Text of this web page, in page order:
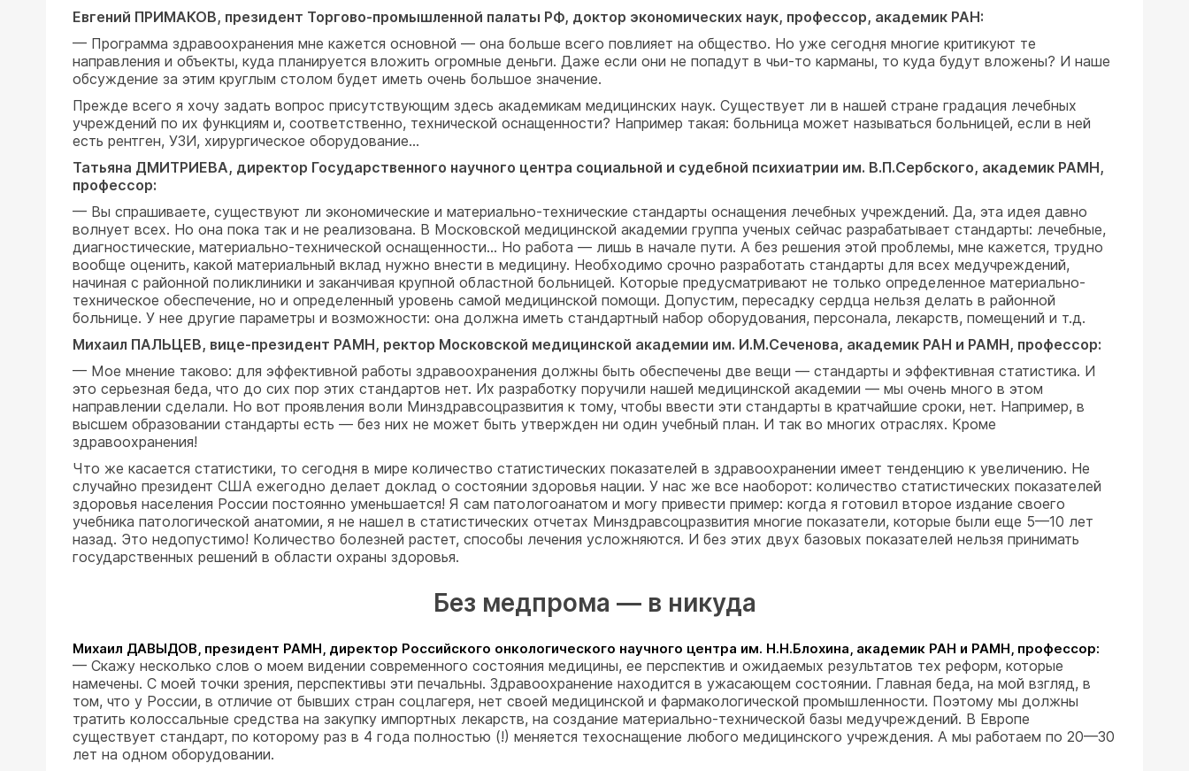
Евгений ПРИМАКОВ, президент Торгово-промышленной палаты РФ, доктор экономических наук, профессор, академик РАН:
— Программа здравоохранения мне кажется основной — она больше всего повлияет на общество. Но уже сегодня многие критикуют те
направления и объекты, куда планируется вложить огромные деньги. Даже если они не попадут в чьи-то карманы, то куда будут вложены? И наше
обсуждение за этим круглым столом будет иметь очень большое значение.
Прежде всего я хочу задать вопрос присутствующим здесь академикам медицинских наук. Существует ли в нашей стране градация лечебных
учреждений по их функциям и, соответственно, технической оснащенности? Например такая: больница может называться больницей, если в ней
есть рентген, УЗИ, хирургическое оборудование…
Татьяна ДМИТРИЕВА, директор Государственного научного центра социальной и судебной психиатрии им. В.П.Сербского, академик РАМН,
профессор:
— Вы спрашиваете, существуют ли экономические и материально-технические стандарты оснащения лечебных учреждений. Да, эта идея давно
волнует всех. Но она пока так и не реализована. В Московской медицинской академии группа ученых сейчас разрабатывает стандарты: лечебные,
диагностические, материально-технической оснащенности… Но работа — лишь в начале пути. А без решения этой проблемы, мне кажется, трудно
вообще оценить, какой материальный вклад нужно внести в медицину. Необходимо срочно разработать стандарты для всех медучреждений,
начиная с районной поликлиники и заканчивая крупной областной больницей. Которые предусматривают не только определенное материально-
техническое обеспечение, но и определенный уровень самой медицинской помощи. Допустим, пересадку сердца нельзя делать в районной
больнице. У нее другие параметры и возможности: она должна иметь стандартный набор оборудования, персонала, лекарств, помещений и т.д.
Михаил ПАЛЬЦЕВ, вице-президент РАМН, ректор Московской медицинской академии им. И.М.Сеченова, академик РАН и РАМН, профессор:
— Мое мнение таково: для эффективной работы здравоохранения должны быть обеспечены две вещи — стандарты и эффективная статистика. И
это серьезная беда, что до сих пор этих стандартов нет. Их разработку поручили нашей медицинской академии — мы очень много в этом
направлении сделали. Но вот проявления воли Минздравсоцразвития к тому, чтобы ввести эти стандарты в кратчайшие сроки, нет. Например, в
высшем образовании стандарты есть — без них не может быть утвержден ни один учебный план. И так во многих отраслях. Кроме
здравоохранения!
Что же касается статистики, то сегодня в мире количество статистических показателей в здравоохранении имеет тенденцию к увеличению. Не
случайно президент США ежегодно делает доклад о состоянии здоровья нации. У нас же все наоборот: количество статистических показателей
здоровья населения России постоянно уменьшается! Я сам патологоанатом и могу привести пример: когда я готовил второе издание своего
учебника патологической анатомии, я не нашел в статистических отчетах Минздравсоцразвития многие показатели, которые были еще 5—10 лет
назад. Это недопустимо! Количество болезней растет, способы лечения усложняются. И без этих двух базовых показателей нельзя принимать
государственных решений в области охраны здоровья.
Без медпрома — в никуда
Михаил ДАВЫДОВ, президент РАМН, директор Российского онкологического научного центра им. Н.Н.Блохина, академик РАН и РАМН, профессор:
— Скажу несколько слов о моем видении современного состояния медицины, ее перспектив и ожидаемых результатов тех реформ, которые
намечены. С моей точки зрения, перспективы эти печальны. Здравоохранение находится в ужасающем состоянии. Главная беда, на мой взгляд, в
том, что у России, в отличие от бывших стран соцлагеря, нет своей медицинской и фармакологической промышленности. Поэтому мы должны
тратить колоссальные средства на закупку импортных лекарств, на создание материально-технической базы медучреждений. В Европе
существует стандарт, по которому раз в 4 года полностью (!) меняется техоснащение любого медицинского учреждения. А мы работаем по 20—30
лет на одном оборудовании.